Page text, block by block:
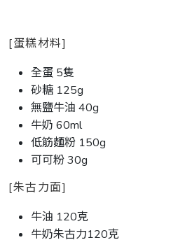
[蛋糕材料]
全蛋 5隻
砂糖 125g
無鹽牛油 40g
牛奶 60ml
低筋麵粉 150g
可可粉 30g
[朱古力面]
牛油 120克
牛奶朱古力120克